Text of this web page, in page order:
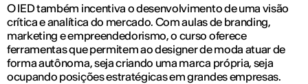
O IED também incentiva o desenvolvimento de uma visão
crítica e analítica do mercado. Com aulas de branding,
marketing e empreendedorismo, o curso oferece
ferramentas que permitem ao designer de moda atuar de
forma autônoma, seja criando uma marca própria, seja
ocupando posições estratégicas em grandes empresas.